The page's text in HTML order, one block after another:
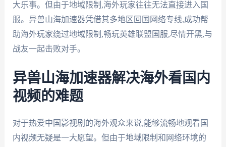
大乐事。但由于地域限制,海外玩家往往无法直接进入国
服。异兽山海加速器凭借其多地区回国网络专线,成功帮
助海外玩家绕过地域限制,畅玩英雄联盟国服,尽情开黑,与
战友一起击败对手。
异兽山海加速器解决海外看国内
视频的难题
对于热爱中国影视剧的海外观众来说,能够流畅地观看国
内视频无疑是一大愿望。但由于地域限制和网络环境的